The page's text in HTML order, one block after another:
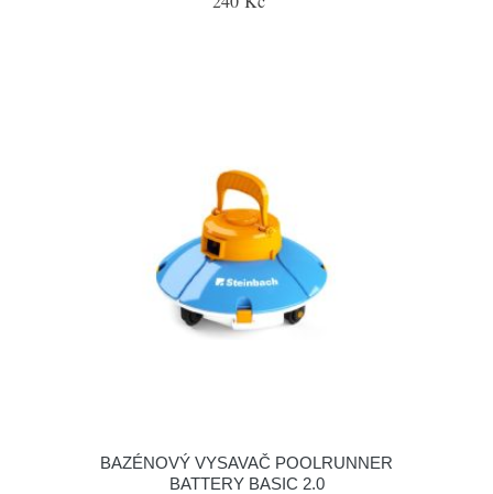
BAZÉNOVÝ VYSAVAČ POOLRUNNER
BATTERY BASIC 2.0